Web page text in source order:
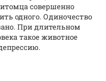
совершенно
одного. Одиночество
При длительном
такое животное